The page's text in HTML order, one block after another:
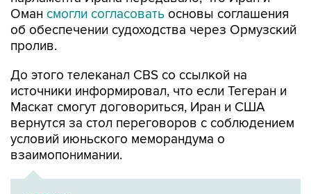
Оман смогли согласовать основы соглашения
об обеспечении судоходства через Ормузский
пролив.
До этого телеканал CBS со ссылкой на
источники информировал, что если Тегеран и
Маскат смогут договориться, Иран и США
вернутся за стол переговоров с соблюдением
условий июньского меморандума о
взаимопонимании.